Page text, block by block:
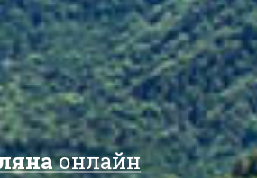
онлайн